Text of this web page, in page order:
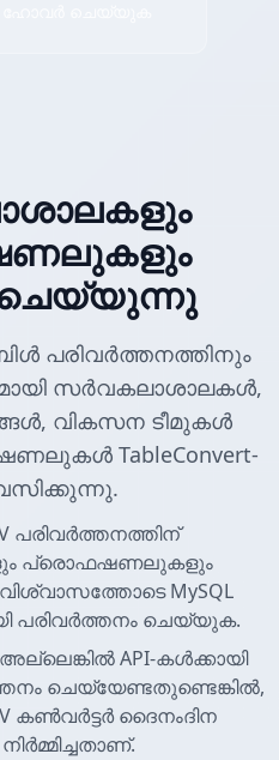
പരിവർത്തനത്തിനും
സർവകലാശാലകൾ,
വികസന ടീമുകൾ
TableConvert-
പരിവർത്തനത്തിന്
പ്രൊഫഷണലുകളും
MySQL
പരിവർത്തനം ചെയ്യുക.
API-കൾക്കായി
ചെയ്യേണ്ടതുണ്ടെങ്കിൽ,
കൺവർട്ടർ ദൈനംദിന